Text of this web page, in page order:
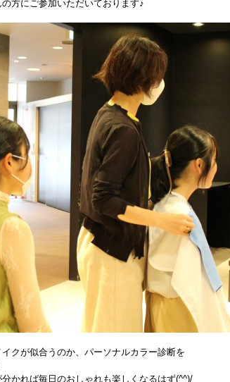
方にご参加いただいております♪
クが似合うのか、パーソナルカラー診断を
かれば毎日のおしゃれも楽しくなるはず(^^)/